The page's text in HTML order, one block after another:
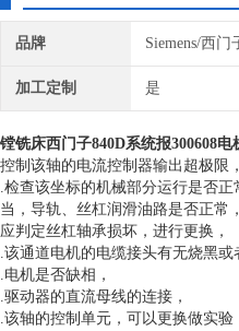
品牌 Siemens/西门
加工定制 是
镗铣床西门子840D系统报300608电
控制该轴的电流控制器输出超极限
.检查该坐标的机械部分运行是否
当，导轨、丝杠润滑油路是否正常
应判定丝杠轴承损坏，进行更换，
.该通道电机的电缆接头有无烧黑或
.电机是否缺相，
.驱动器的直流母线的连接，
.该轴的控制单元，可以更换做实验